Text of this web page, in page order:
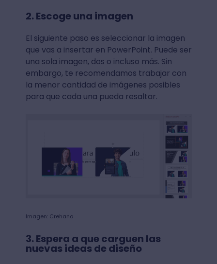
2. Escoge una imagen
El siguiente paso es seleccionar la imagen
que vas a insertar en PowerPoint. Puede ser
una sola imagen, dos o incluso más. Sin
embargo, te recomendamos trabajar con
la menor cantidad de imágenes posibles
para que cada una pueda resaltar.
Imagen: Crehana
3. Espera a que carguen las
nuevas ideas de diseño